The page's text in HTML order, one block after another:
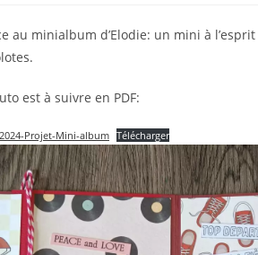
:
au minialbum d’Elodie: un mini à
est à suivre en PDF:
Projet-Mini-album Télécharger